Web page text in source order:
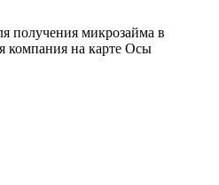
получения микрозайма в
компания на карте Осы